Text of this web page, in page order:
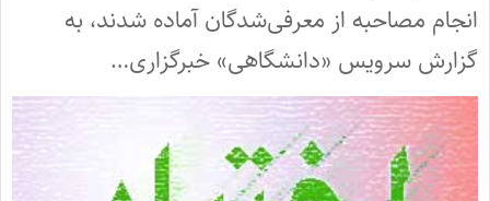
انجام مصاحبه از معرفی‌شدگان آماده شدند، به
گزارش سرویس «دانشگاهی» خبرگزاری…